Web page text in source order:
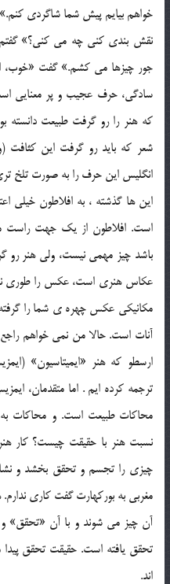
خواهم بیایم پیش شما شاگردی
نقش بندی کنی چه می کنی؟»
جور چیزها می کشم.» گفت «خوب،
سادگی، حرف عجیب و پر معنایی
که هنر را رو گرفت طبیعت دانسته
شعر که باید رو گرفت این کثافت
انگلیس این حرف را به صورت تلخ
این ها گذشته ، به افلاطون خیلی
است. افلاطون از یک جهت
باشد چیز مهمی نیست، ولی هنر
عکاس هنری است، عکس را طوری
مکانیکی عکس چهره ی شما را
آنات است. حالا من نمی خواهم
ارسطو که هنر «ایمیتاسیون»
ترجمه کرده ایم . اما متقدمان،
محاکات طبیعت است. و محاکات
نسبت هنر با حقیقت چیست؟ کار
چیزی را تجسم و تحقق بخشد و
مغربی به بورکهارت گفت کاری
آن چیز می شوند و با آن «تحقق» و
تحقق یافته است. حقیقت تحقق
اند.